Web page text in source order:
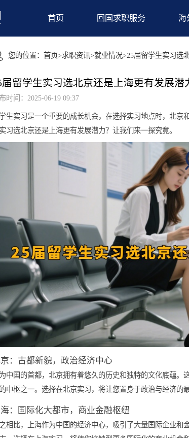
首页 回国求职服务
您的位置： 首页 >求职资讯>就业情况>25届留学
25届留学生实习选北京还是上海更有
留学生实习是一个重要的成长机会，在选择实习地点
生实习选北京还是上海更有发展潜力？让我们来一探
作为中国的首都，北京拥有着悠久的历史和独特的文
济的中枢之一。选择在北京实习，将让您置身于政